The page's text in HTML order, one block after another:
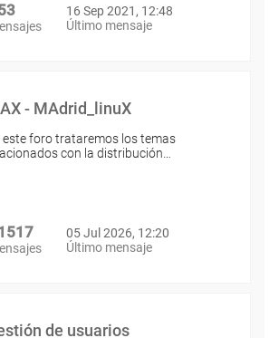
16 Sep 2021, 12:48
Último mensaje
- MAdrid_linuX
este foro trataremos los temas
con la distribución…
05 Jul 2026, 12:20
Último mensaje
de usuarios